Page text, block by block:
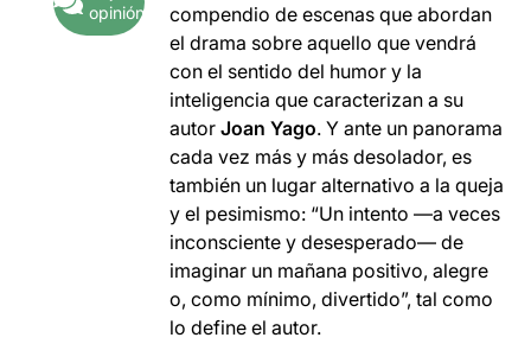
opinión
compendio de escenas que abordan
el drama sobre aquello que vendrá
con el sentido del humor y la
inteligencia que caracterizan a su
autorJoan Yago. Y ante un panorama
cada vez más y más desolador, es
también un lugar alternativo a la queja
y el pesimismo: “Un intento —a veces
inconsciente y desesperado— de
imaginar un mañana positivo, alegre
o, como mínimo, divertido”, tal como
lo define el autor.